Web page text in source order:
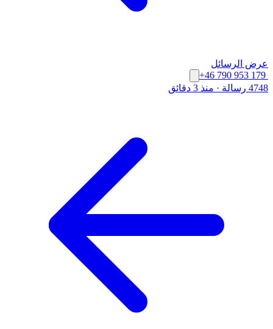
عرض الرسائل
+46 790 953 179
4748 رسالة
· منذ 3 دقائق